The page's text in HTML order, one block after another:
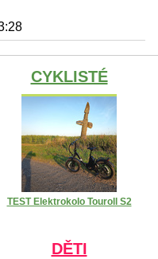
CYKLISTÉ
TEST Elektrokolo Touroll S2
DĚTI